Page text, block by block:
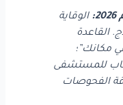
الوقاية
القاعدة
مكانك”؛
للمستشفى
الفحوصات